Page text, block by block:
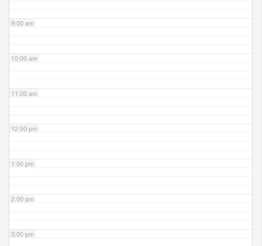
9:00 am
10:00 am
11:00 am
12:00 pm
1:00 pm
2:00 pm
3:00 pm